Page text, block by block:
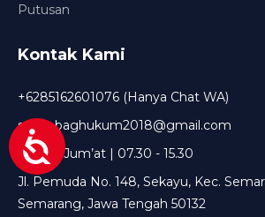
Putusan
Kontak Kami
+6285162601076 (Hanya Chat WA)
setda.baghukum2018@gmail.com
Senin - Jum’at | 07.30 - 15.30
Jl. Pemuda No. 148, Sekayu, Kec.
Semarang, Jawa Tengah 50132